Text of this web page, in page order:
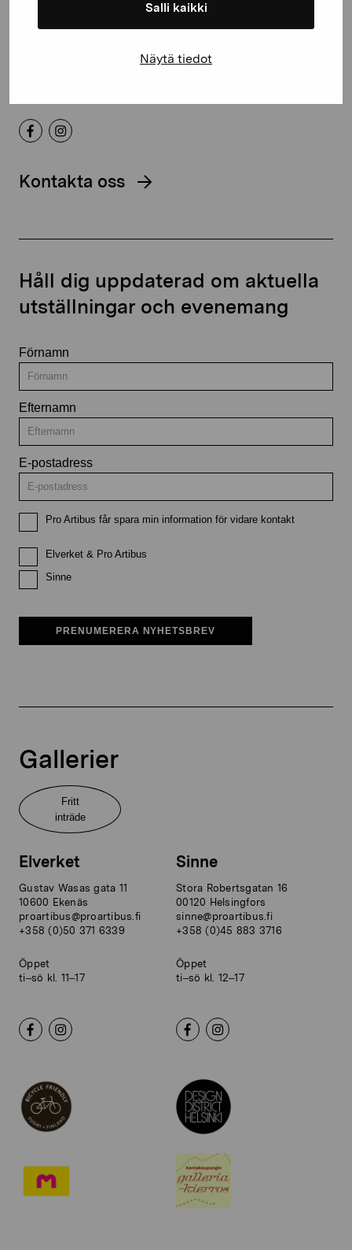
Salli kaikki
Näytä tiedot
proartibus@proartibus.fi
Kontakta oss
Håll dig uppdaterad om aktuella
utställningar och evenemang
Förnamn
Efternamn
E-postadress
Pro Artibus får spara min information för vidare kontakt
Elverket & Pro Artibus
Sinne
PRENUMERERA NYHETSBREV
Gallerier
Fritt
inträde
Elverket
Gustav Wasas gata 11
10600 Ekenäs
proartibus@proartibus.fi
+358 (0)50 371 6339
Öppet
ti–sö kl. 11–17
Sinne
Stora Robertsgatan 16
00120 Helsingfors
sinne@proartibus.fi
+358 (0)45 883 3716
Öppet
ti–sö kl. 12–17